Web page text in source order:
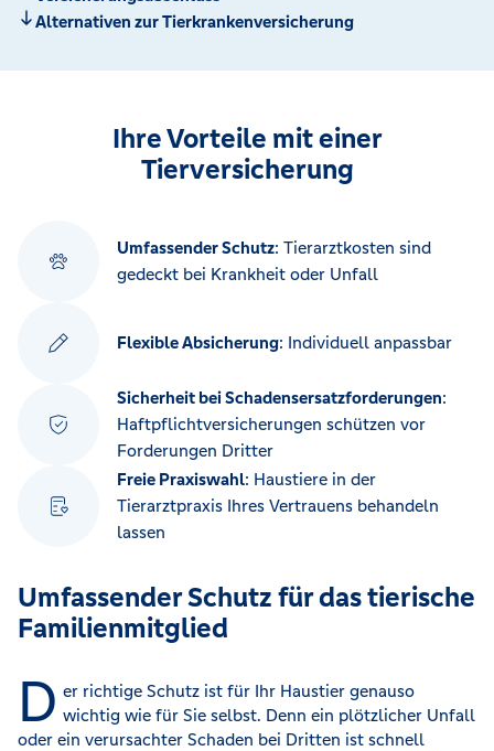
Alternativen zur Tierkrankenversicherung
Ihre Vorteile mit einer
Tierversicherung
Umfassender Schutz: Tierarztkosten sind
gedeckt bei Krankheit oder Unfall
Flexible Absicherung: Individuell anpassbar
Sicherheit bei Schadensersatzforderungen:
Haftpflichtversicherungen schützen vor
Forderungen Dritter
Freie Praxiswahl: Haustiere in der
Tierarztpraxis Ihres Vertrauens behandeln
lassen
Umfassender Schutz für das tierische
Familienmitglied
D er richtige Schutz ist für Ihr Haustier genauso
wichtig wie für Sie selbst. Denn ein plötzlicher Unfall
oder ein verursachter Schaden bei Dritten ist schnell